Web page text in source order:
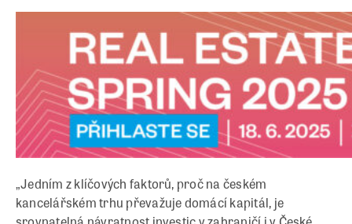
„Jedním z klíčových faktorů, proč na českém
kancelářském trhu převažuje domácí kapitál, je